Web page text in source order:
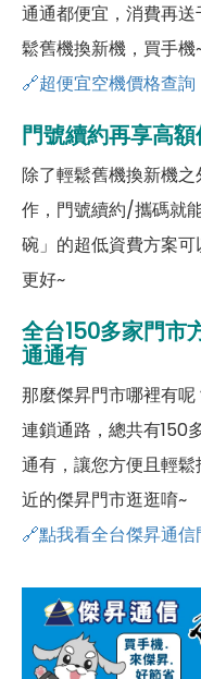
通通都便宜，消費再
鬆舊機換新機，買手機
🔗超便宜空機價格查詢
門號續約再享高
除了輕鬆舊機換新機
作，門號續約/攜碼就
碗」的超低資費方案
更好~
全台150多家門市
通通有
那麼傑昇門市哪裡有
連鎖通路，總共有150
通有，讓您方便且輕
近的傑昇門市逛逛唷~
🔗點我看全台傑昇通信